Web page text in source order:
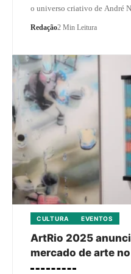
o universo criativo de André
Redação2 Min Leitura
CULTURA EVENTOS
ArtRio 2025
mercado de arte